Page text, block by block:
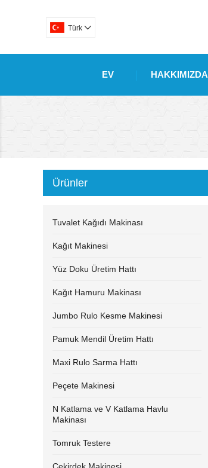
Türk 
EV HAKKIMIZDA
Ürünler
Tuvalet Kağıdı Makinası
Kağıt Makinesi
Yüz Doku Üretim Hattı
Kağıt Hamuru Makinası
Jumbo Rulo Kesme Makinesi
Pamuk Mendil Üretim Hattı
Maxi Rulo Sarma Hattı
Peçete Makinesi
N Katlama ve V Katlama Havlu
Makinası
Tomruk Testere